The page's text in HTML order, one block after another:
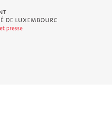
de Luxembourg - Service